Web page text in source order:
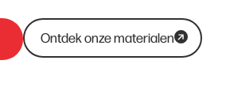
Ontdek onze materialen